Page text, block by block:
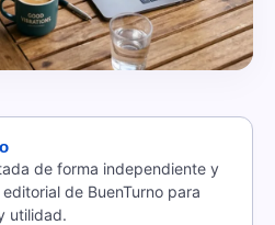
de forma independiente y
de BuenTurno para
utilidad.